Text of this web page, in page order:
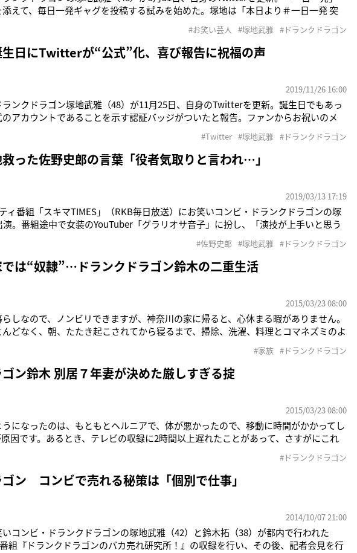
えて、毎日一発ギャグを投稿する試みを始めた。塚地は「本日より＃一日一発 突
ギャグもたしなむのです。見て気に入ったらマネしてみてね。知ってる人は懐かしん
タメ口
#お笑い芸人 #塚地武雅 #ドランクドラゴン
日にTwitterが“公式”化、喜び報告に祝福の声
2019/11/26 16:00
ンクドラゴン塚地武雅（48）が11月25日、自身のTwitterを更新。誕生日でもあっ
アカウントであることを示す認証バッジがついたと報告。ファンからお祝いのメ
ツ、ツイッターの認証バッジが?! うわぁ!! ありがとうございます!!!」と青いチェック
#Twitter #塚地武雅 #ドランクドラゴン
った佐野史郎の言葉「役者気取りと言われ…」
2019/03/13 17:19
ィ番組「スキマTIMES」（RKB毎日放送）にお笑いコンビ・ドランクドラゴンの塚
。番組途中で女装のYouTuber「グラリオサ音子」に扮し、「演技が上手いと思う
っこいいのできちゃうから。その役柄を飛び越えてその人の魅力、っていうところ」
#佐野史郎 #塚地武雅 #ドランクドラゴン
は“奴隷”…ドランクドラゴン鈴木の二重生活
2015/03/23 08:00
らしなので、ノンビリできますが、神奈川の家に帰ると、心休まる暇がありません。
どなく、朝、たたき起こされてから寝るまで、掃除、洗濯、料理とコマネズミのよ
の子供は神奈川県に住んでいる。つまり単身赴任。神奈川の家に帰るのは1ヶ月に1
くりできる時
#家族 #ドランクドラゴン
ン鈴木 別居７年妻が決めた厳しすぎる掟
2015/03/23 08:00
うになったのは、もともとヘルニアで、体が悪かったので、移動に時間がかかってし
因です。あるとき、テレビの収録に2時間以上遅れたことがあって、さすがにこれ
だけで暮らせ！』と即座に言われてしまいました」 そう語るのはドランクドラゴン
現在、彼は東京で
#ドランクドラゴン
ゴン コンビで売れる秘策は「個別で仕事」
2014/10/07 21:00
いコンビ・ドランクドラゴンの塚地武雅（42）と鈴木拓（38）が都内で行われた
組『ドランクドラゴンのバカ売れ研究所！』の収録を行い、その後、記者会見を行